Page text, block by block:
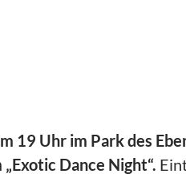
19 Uhr im Park des
Dance Night“.